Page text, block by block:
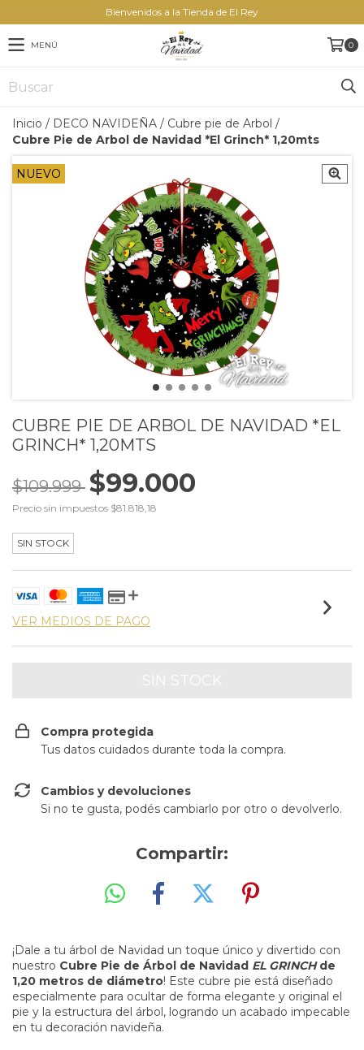
Bienvenidos a la Tienda de El Rey
MENÚ 0
Inicio / DECO NAVIDEÑA / Cubre pie de Arbol /
Cubre Pie de Arbol de Navidad *El Grinch* 1,20mts
NUEVO
CUBRE PIE DE ARBOL DE NAVIDAD *EL
GRINCH* 1,20MTS
$109.999 $99.000
Precio sin impuestos $81.818,18
SIN STOCK
VER MEDIOS DE PAGO
Compra protegida
Tus datos cuidados durante toda la compra.
Cambios y devoluciones
Si no te gusta, podés cambiarlo por otro o devolverlo.
Compartir:
¡Dale a tu árbol de Navidad un toque único y divertido con
nuestro Cubre Pie de Árbol de Navidad EL GRINCHde
1,20 metros de diámetro! Este cubre pie está diseñado
especialmente para ocultar de forma elegante y original el
pie y la estructura del árbol, logrando un acabado impecable
en tu decoración navideña.